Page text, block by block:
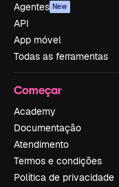
Agentes New
API
App móvel
Todas as ferramentas
Começar
Academy
Documentação
Atendimento
Termos e condições
Política de privacidade